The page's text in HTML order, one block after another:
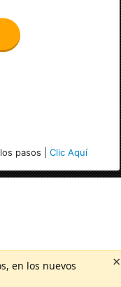
pasos |Clic Aquí
en los nuevos
×